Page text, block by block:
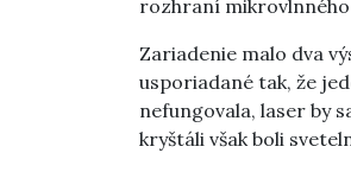
rozhraní
Zariadenie malo dva
usporiadané tak, že
nefungovala, laser by
kryštáli však boli